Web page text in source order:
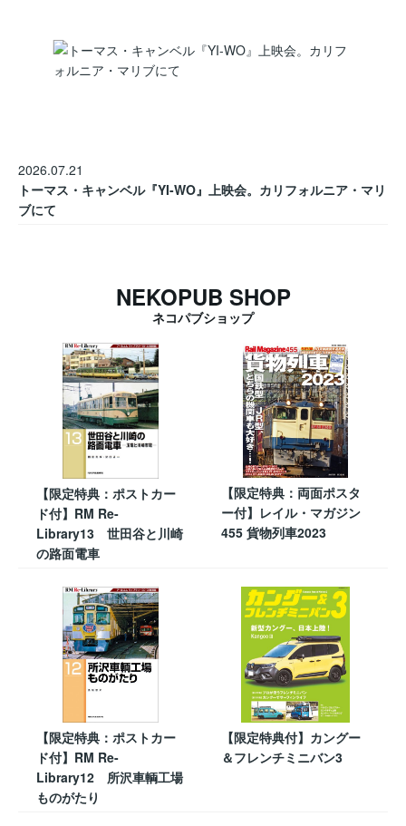
2026.07.21
トーマス・キャンベル『YI-WO』上映会。カリフォルニア・マリ
ブにて
NEKOPUB SHOP
ネコパブショップ
【限定特典：ポストカー
ド付】RM Re-
Library13 世田谷と川崎
の路面電車
【限定特典：両面ポスタ
ー付】レイル・マガジン
455 貨物列車2023
【限定特典：ポストカー
ド付】RM Re-
Library12 所沢車輌工場
ものがたり
【限定特典付】カングー
＆フレンチミニバン3